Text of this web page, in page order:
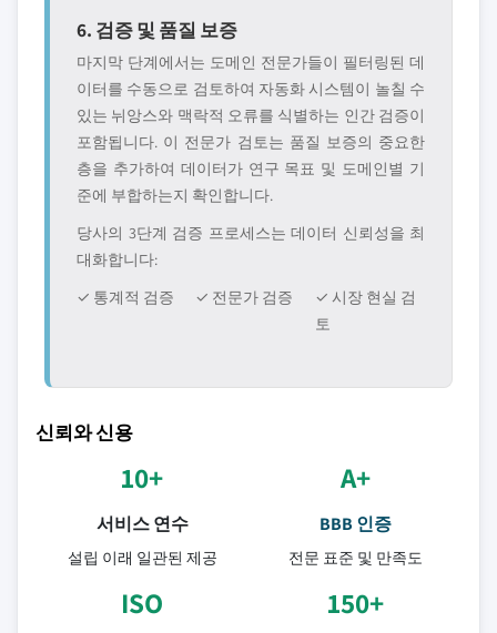
6. 검증 및 품질 보증
마지막 단계에서는 도메인 전문가들이 필터링된 데
이터를 수동으로 검토하여 자동화 시스템이 놀칠 수
있는 뉘앙스와 맥락적 오류를 식별하는 인간 검증이
포함됩니다. 이 전문가 검토는 품질 보증의 중요한
층을 추가하여 데이터가 연구 목표 및 도메인별 기
준에 부합하는지 확인합니다.
당사의 3단계 검증 프로세스는 데이터 신뢰성을 최
대화합니다:
✓ 통계적 검증
✓ 전문가 검증
✓ 시장 현실 검
토
신뢰와 신용
10+
서비스 연수
설립 이래 일관된 제공
A+
BBB 인증
전문 표준 및 만족도
ISO 150+